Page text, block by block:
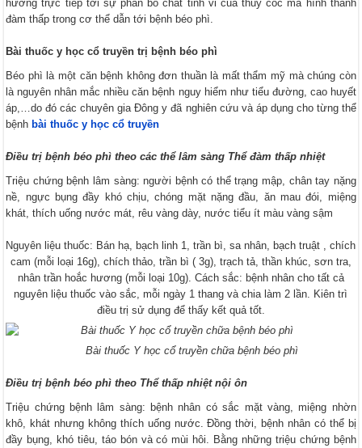
hưởng trực tiếp tới sự phân bố chất tinh vi của thủy cốc mà hình thành
đàm thấp trong cơ thể dẫn tới bệnh béo phì.
Bài thuốc y học cổ truyền trị bệnh béo phì
Béo phì là một căn bệnh không đơn thuần là mất thẩm mỹ mà chúng còn
là nguyên nhân mắc nhiều căn bệnh nguy hiểm như tiểu đường, cao huyết
áp,…do đó các chuyên gia Đông y đã nghiên cứu và áp dụng cho từng thể
bệnhbài thuốc y học cổ truyền
Điều trị bệnh béo phì theo các thể lâm sàng Thể đàm thấp nhiệt
Triệu chứng bệnh lâm sàng: người bệnh có thể trạng mập, chân tay nặng
nề, ngực bụng đầy khó chịu, chóng mặt nặng đầu, ăn mau đói, miệng
khát, thích uống nước mát, rêu vàng dày, nước tiểu ít màu vàng sậm
Nguyên liệu thuốc: Bán hạ, bạch linh 1, trần bì, sa nhân, bạch truật , chích
cam (mỗi loại 16g), chích thảo, trần bì ( 3g), trạch tả, thần khúc, sơn tra,
nhân trần hoắc hương (mỗi loại 10g). Cách sắc: bệnh nhân cho tất cả
nguyên liệu thuốc vào sắc, mỗi ngày 1 thang và chia làm 2 lần. Kiên trì
điều trị sử dụng để thấy kết quả tốt.
Bài thuốc Y học cổ truyền chữa bệnh béo phì
Điều trị bệnh béo phì theo Thể thấp nhiệt nội ôn
Triệu chứng bệnh lâm sàng: bệnh nhân có sắc mặt vàng, miệng nhờn
khô, khát nhưng không thích uống nước. Đồng thời, bệnh nhân có thể bị
đầy bụng, khó tiêu, táo bón và có mùi hôi. Bằng những triệu chứng bệnh